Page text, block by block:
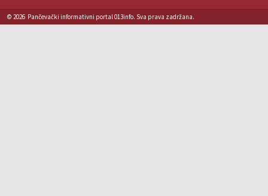
© 2026 Pančevački informativni portal 013info. Sva prava zadržana.